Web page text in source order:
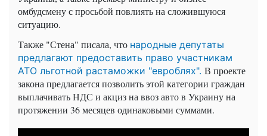
омбудсмену с просьбой повлиять на сложившуюся
ситуацию.
Также "Стена" писала, что народные депутаты
предлагают предоставить право участникам
АТО льготной растаможки "евроблях". В проекте
закона предлагается позволить этой категории граждан
выплачиватьНДС и акциз на ввоз авто в Украину на
протяжении 36 месяцев одинаковыми суммами.